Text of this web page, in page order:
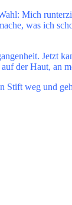
Mich
was ich
Jetzt
der Haut, an
weg und